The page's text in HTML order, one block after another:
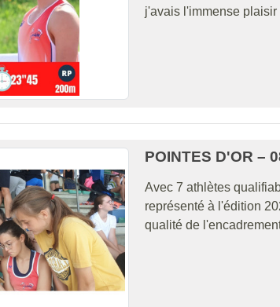
j'avais l'immense
POINTES D'OR –
Avec 7 athlètes
représenté à l'édition
qualité de